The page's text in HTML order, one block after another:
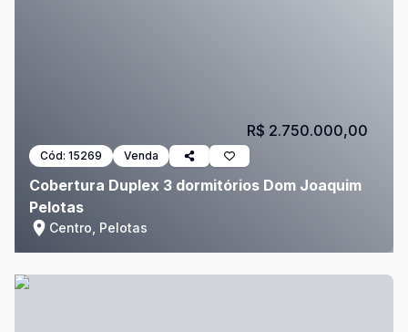
Cód: 15269 Venda
Cobertura Duplex 3 dormitórios Dom Joaquim
Pelotas
Centro, Pelotas
R$ 2.750.000,00